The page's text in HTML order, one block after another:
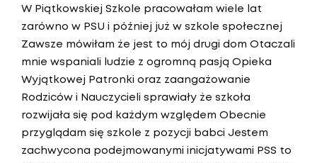
W Piątkowskiej Szkole pracowałam wiele lat
zarówno w PSU i później już w szkole społecznej
Zawsze mówiłam że jest to mój drugi dom Otaczali
mnie wspaniali ludzie z ogromną pasją Opieka
Wyjątkowej Patronki oraz zaangażowanie
Rodziców i Nauczycieli sprawiały że szkoła
rozwijała się pod każdym względem Obecnie
przyglądam się szkole z pozycji babci Jestem
zachwycona podejmowanymi inicjatywami PSS to